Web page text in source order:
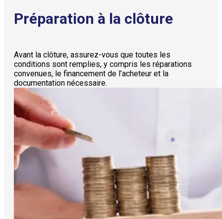
Préparation à la clôture
Avant la clôture, assurez-vous que toutes les
conditions sont remplies, y compris les réparations
convenues, le financement de l’acheteur et la
documentation nécessaire.